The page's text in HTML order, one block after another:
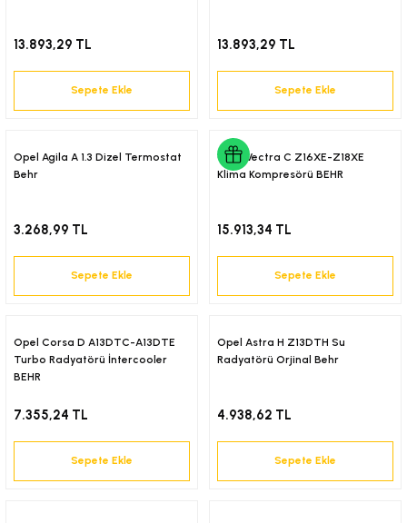
13.893,29 TL
Sepete Ekle
13.893,29 TL
Sepete Ekle
Opel Agila A 1.3 Dizel Termostat
Behr
3.268,99 TL
Sepete Ekle
Opel Vectra C Z16XE-Z18XE
Klima Kompresörü BEHR
15.913,34 TL
Sepete Ekle
Opel Corsa D A13DTC-A13DTE
Turbo Radyatörü İntercooler
BEHR
7.355,24 TL
Sepete Ekle
Opel Astra H Z13DTH Su
Radyatörü Orjinal Behr
4.938,62 TL
Sepete Ekle